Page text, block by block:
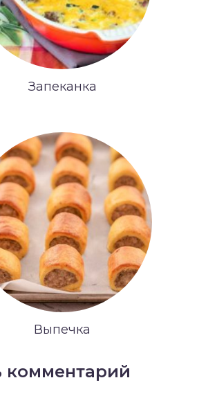
Запеканка
Выпечка
комментарий